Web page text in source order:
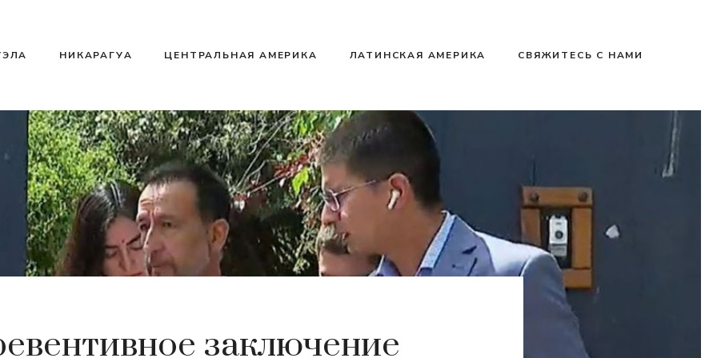
НИКАРАГУА ЦЕНТРАЛЬНАЯ АМЕРИКА ЛАТИНСКАЯ АМЕРИКА СВЯЖИТЕСЬ С НАМИ
заключение